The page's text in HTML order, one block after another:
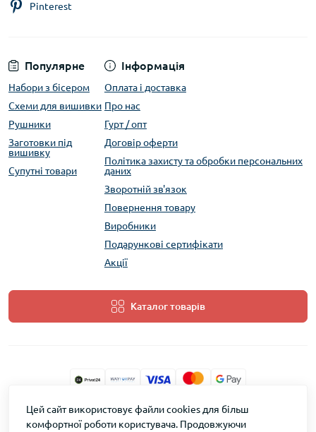
Популярне
Набори з бісером
Схеми для вишивки
Рушники
Заготовки під
вишивку
Супутні товари
Інформація
Оплата і доставка
Про нас
Гурт / опт
Договір оферти
Політика захисту та обробки персональних
даних
Зворотній зв'язок
Повернення товару
Виробники
Подарункові сертифікати
Акції
Каталог товарів
Pinterest
ТМ Скарб © 2026
Цей сайт використовує файли cookies для більш
комфортної роботи користувача. Продовжуючи